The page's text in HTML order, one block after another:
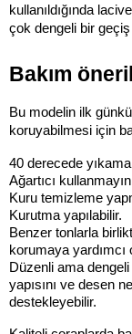
kullanıldığında
çok dengeli bir
Bakım
Bu modelin ilk
koruyabilmesi için
40 derecede yıkama
Ağartıcı
Kuru temizleme
Kurutma yapılabilir.
Benzer tonlarla
korumaya yardımcı
Düzenli ama
yapısını ve desen
destekleyebilir.